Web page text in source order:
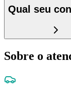
Qual seu
Sobre o